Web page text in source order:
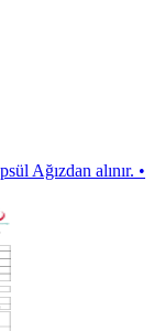
Ağızdan alınır. •